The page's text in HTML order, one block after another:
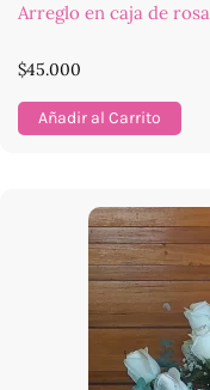
Arreglo en caja de
$45.000
Añadir al Carrito